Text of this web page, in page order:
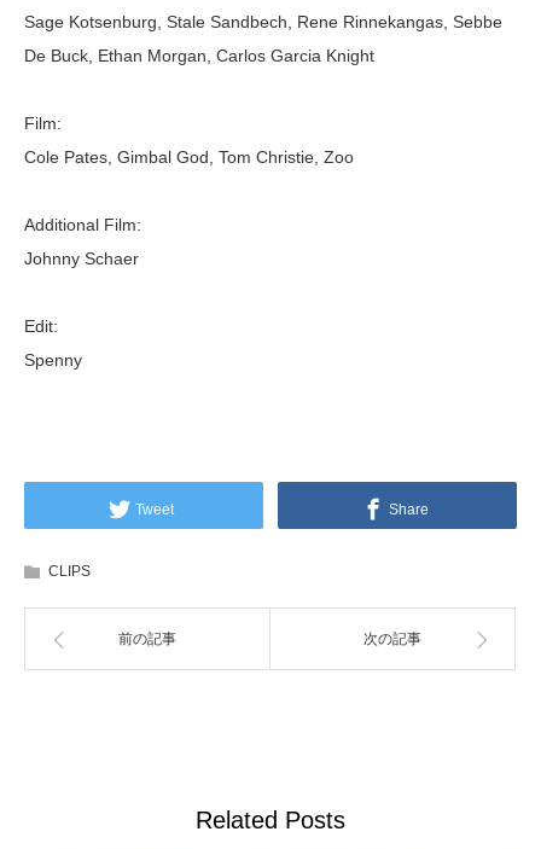
Sage Kotsenburg, Stale Sandbech, Rene Rinnekangas, Sebbe
De Buck, Ethan Morgan, Carlos Garcia Knight
Film:
Cole Pates, Gimbal God, Tom Christie, Zoo
Additional Film:
Johnny Schaer
Edit:
Spenny
Tweet Share
CLIPS
前の記事 次の記事
Related Posts